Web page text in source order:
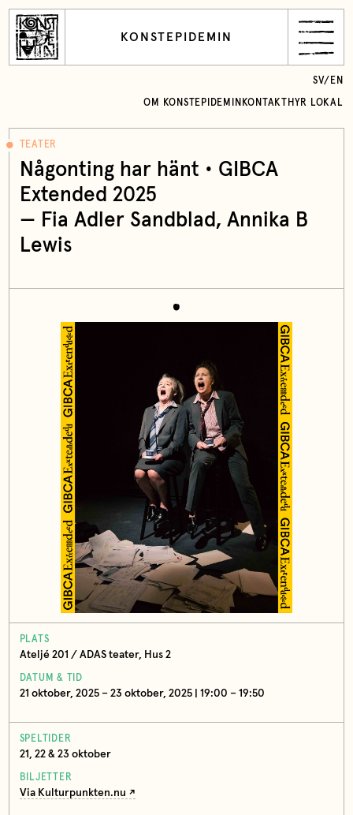
KONSTEPIDEMIN
OM KONSTEPIDEMIN KONTAKT HYR LOKAL
SV/ EN
TEATER
Någonting har hänt • GIBCA
Extended 2025
— Fia Adler Sandblad, Annika B
Lewis
PLATS
Ateljé 201 / ADAS teater, Hus 2
DATUM & TID
21 oktober, 2025 – 23 oktober, 2025 | 19:00 – 19:50
SPELTIDER
21, 22 & 23 oktober
BILJETTER
Via Kulturpunkten.nu